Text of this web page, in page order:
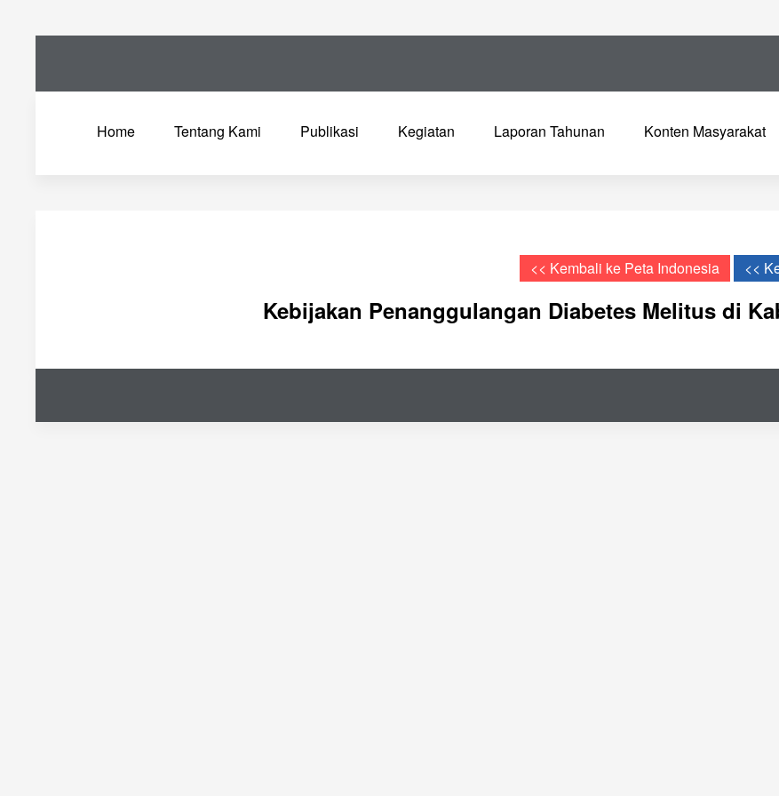
Home Tentang Kami Publikasi Kegiatan Laporan Tahunan Konten Masyarakat
<< Kembali ke Peta Indonesia <<
Kebijakan Penanggulangan Diabetes Melitus di